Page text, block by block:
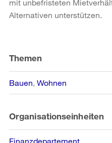
mit unbefristeten
Alternativen unterstützen.
Informationen
Themen
Bauen Wohnen
Organisationseinheiten
Finanzdepartement